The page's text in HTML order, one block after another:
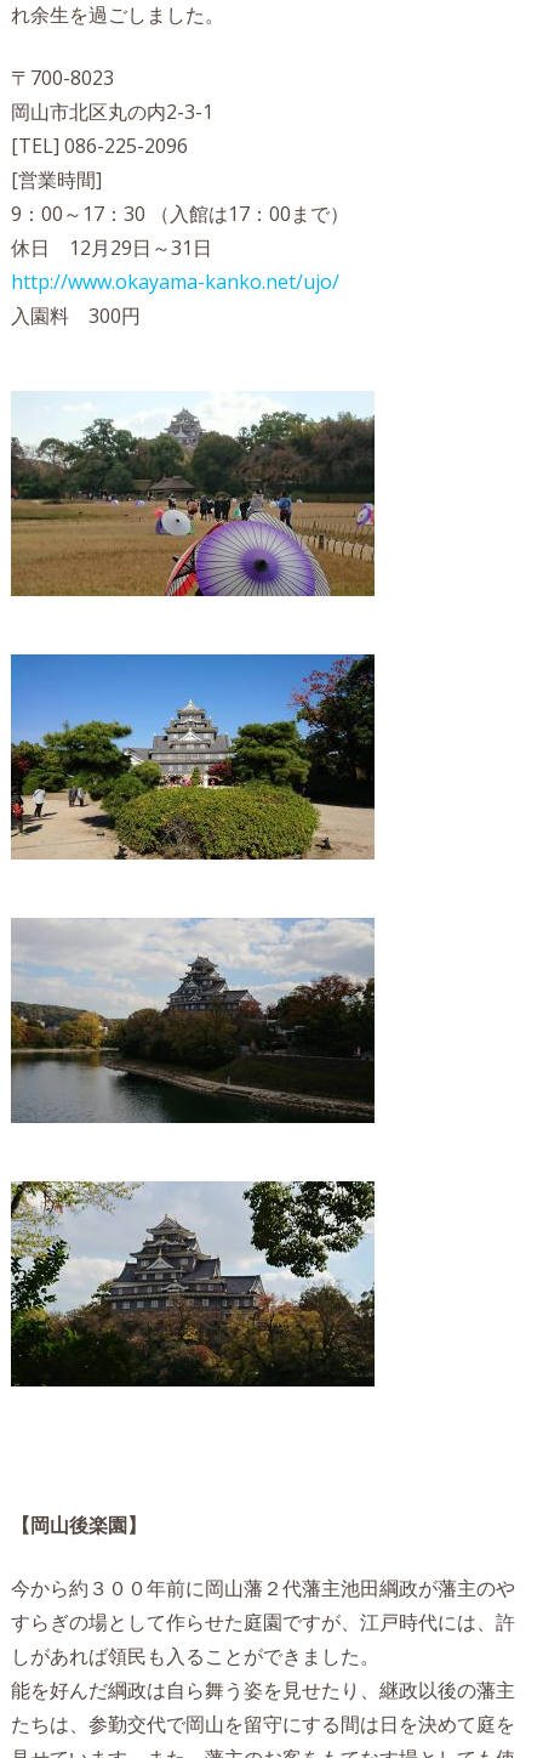
れ余生を過ごしました。
〒700-8023
岡山市北区丸の内2-3-1
[TEL] 086-225-2096
[営業時間]
9：00～17：30 （入館は17：00まで）
休日 12月29日～31日
http://www.okayama-kanko.net/ujo/
入園料 300円
【岡山後楽園】
今から約３００年前に岡山藩２代藩主池田綱政が藩主のや
すらぎの場として作らせた庭園ですが、江戸時代には、許
しがあれば領民も入ることができました。
能を好んだ綱政は自ら舞う姿を見せたり、継政以後の藩主
たちは、参勤交代で岡山を留守にする間は日を決めて庭を